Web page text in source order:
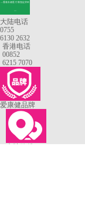
—香港长者医疗券指定牙科
大陆电话
0755
6130 2632
香港电话
00852
6215 7070
爱康健品牌